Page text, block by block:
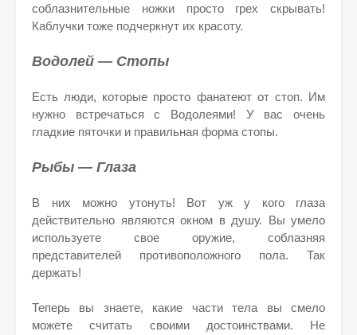
соблазнительные ножки просто грех скрывать!
Каблучки тоже подчеркнут их красоту.
Водолей — Стопы
Есть люди, которые просто фанатеют от стоп. Им
нужно встречаться с Водолеями! У вас очень
гладкие пяточки и правильная форма стопы.
Рыбы — Глаза
В них можно утонуть! Вот уж у кого глаза
действительно являются окном в душу. Вы умело
используете свое оружие, соблазняя
представителей противоположного пола. Так
держать!
Теперь вы знаете, какие части тела вы смело
можете считать своими достоинствами. Не